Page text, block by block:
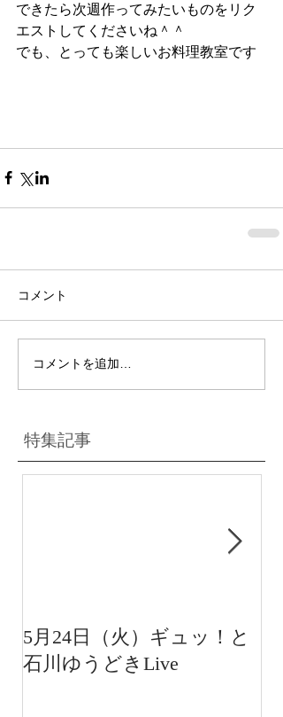
できたら次週作ってみたいものをリク
エストしてくださいね＾＾
でも、とっても楽しいお料理教室です
コメント
コメントを追加…
特集記事
5月24日（火）ギュッ！と
石川ゆうどきLive